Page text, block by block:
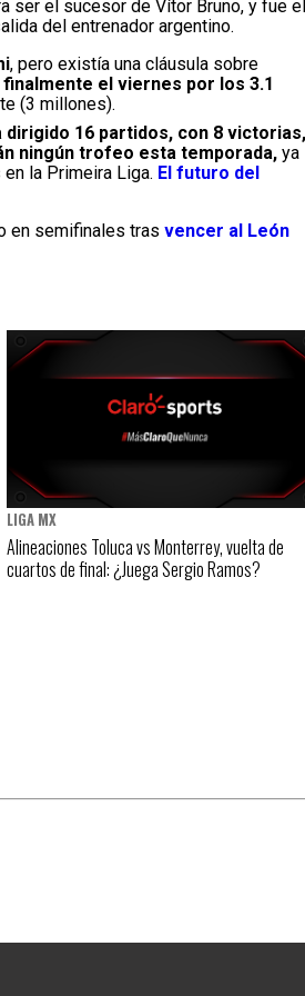
ser el sucesor de Vítor Bruno, y fue
del entrenador argentino.
, pero existía una cláusula sobre
el viernes por los 3.1
(3 millones).
dirigido 16 partidos, con 8
ningún trofeo esta temporada, ya
la Primeira Liga. El futuro del
en semifinales tras vencer al León
LIGA MX
Alineaciones Toluca vs Monterrey, vuelta de
cuartos de final: ¿Juega Sergio Ramos?